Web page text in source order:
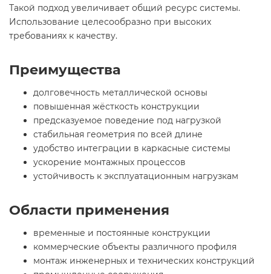
Такой подход увеличивает общий ресурс системы.
Использование целесообразно при высоких
требованиях к качеству.
Преимущества
долговечность металлической основы
повышенная жёсткость конструкции
предсказуемое поведение под нагрузкой
стабильная геометрия по всей длине
удобство интеграции в каркасные системы
ускорение монтажных процессов
устойчивость к эксплуатационным нагрузкам
Области применения
временные и постоянные конструкции
коммерческие объекты различного профиля
монтаж инженерных и технических конструкций